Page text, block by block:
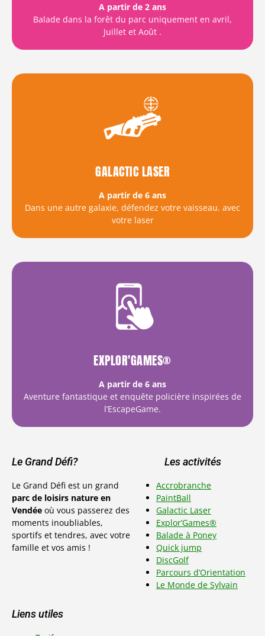
A partir de 2 ans
Balade dans la forêt du parc uniquement en avril,
Juillet et Août .
GALACTIC LASER
A partir de 6 ans
Dans une autre galaxie, défendez votre vaisseau. avec
votre laser
EXPLOR'GAMES®
A partir de 6 ans
Aventure fantastique et enquête policière inspirées de
l’EscapeGame.
Le Grand Défi?
Le Grand Défi est un grand
parc de loisirs nature en
Vendée où vous passerez des
moments inoubliables,
sportifs et tendres, avec votre
famille et vos amis !
Les activités
Accrobranche
PaintBall
Galactic Laser
Explor’Games®
Balade à Poney
Quick jump
DiscGolf
Parcours d’Orientation
Le Monde de Sylvain
Liens utiles